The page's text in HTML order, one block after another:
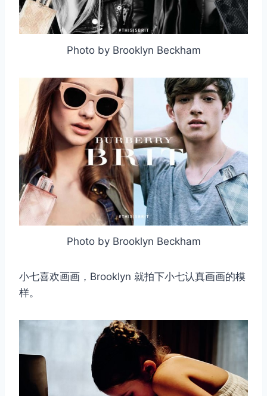
Photo by Brooklyn Beckham
Photo by Brooklyn Beckham
小七喜欢画画，Brooklyn 就拍下小七认真画画的模
样。